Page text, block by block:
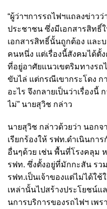
“ผู้ว่าฯการรถไฟฯแถลงข่าว
ประชาชน ซึ่งมีเอกสารสิทธิ์
เอกสารสิทธิ์นั้นถูกต้อง และ
คนหนึ่ง แต่เรื่องนี้สังคมได้ตั้
ที่อยู่อาศัยแนวเขตริมทางรถ
ขับไล่ แต่กรณีเขากระโดง ก
อะไร จึงกลายเป็นว่าเรื่องนี้
ไม่” นายสุวิช กล่าว
นายสุวิช กล่าวด้วยว่า นอกจ
เรียกร้องให้ รฟท.ดำเนินกา
อื่นๆด้วย เช่น พื้นที่โรงคลุม
รฟท. ซึ่งตั้งอยู่ที่มักกะสัน ร
รฟท.เป็นเจ้าของแต่ไม่ได้ใ
เหล่านั้นไปสร้างประโยชน์
นการบริการของรถไฟฯ เพ